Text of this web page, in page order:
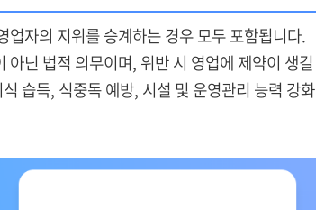
자의 지위를 승계하는 경우 모두 포함됩니다.
닌 법적 의무이며, 위반 시 영업에 제약이 생길
습득, 식중독 예방, 시설 및 운영관리 능력 강화